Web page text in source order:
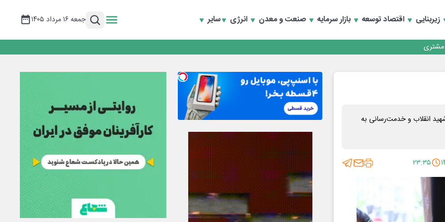
زیربنایی اقتصاد توسعه بازار سرمایه صنعت و معدن انرژی سایر جمعه ۱۶ مرداد ۱۴۰۵
و بازسازی اعتماد مشتریان
مشتری
و بازسازی اعتماد مشتریان
انقلاب و خدمت‌رسانی به
۲۳:۳۵